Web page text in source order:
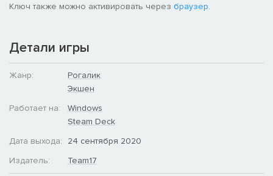
Исследуйте подземелья и приобретайте могущественные
Пользуйтесь умением как можно чаще, чтобы его одобрили.
Тогда вы сможете начинать с ним экспедиции. Объединяйте
несколько навыков в безумные синергии, и очень скоро вы
будете снимать чужие кишки с потолка.
[Множество персонажей]
Выполняйте задания вместе с коллегами, чтобы получить
влияние на них и разблокировать их уникальных боссов.
Узнайте больше о Нео-Каскадии, происхождении Fizzle и о
том, как транспортная компания Cubicle, владеющая
Ключ также можно активировать через браузер.
Детали игры
Жанр:
Рогалик
Экшен
Работает на:
Windows
Steam Deck
Дата выхода:
24 сентября 2020
Издатель:
Team17